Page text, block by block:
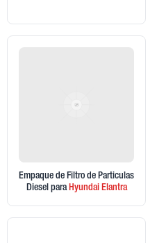
Empaque de Filtro de Particulas
Diesel paraHyundaiElantra